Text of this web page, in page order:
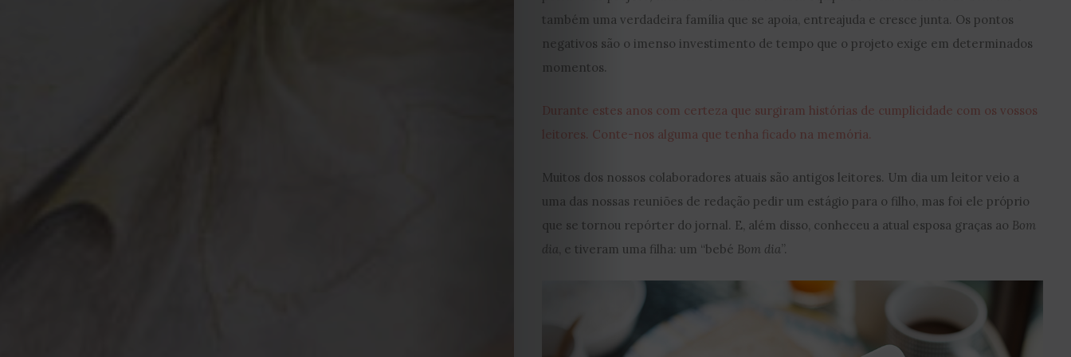
Cookies
também uma verdadeira família que se apoia, entreajuda e cresce junta. Os pontos
negativos são o imenso investimento de tempo que o projeto exige em determinados
momentos.
Durante estes anos com certeza que surgiram histórias de cumplicidade com os vossos
leitores. Conte-nos alguma que tenha ficado na memória.
Muitos dos nossos colaboradores atuais são antigos leitores. Um dia um leitor veio a
uma das nossas reuniões de redação pedir um estágio para o filho, mas foi ele próprio
que se tornou repórter do jornal. E, além disso, conheceu a atual esposa graças ao Bom
dia , e tiveram uma filha: um “bebé Bom dia”.